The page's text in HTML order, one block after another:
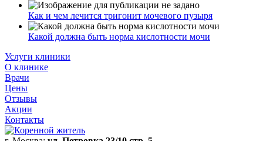
Как и чем лечится тригонит мочевого пузыря
Какой должна быть норма кислотности мочи
Услуги клиники
О клинике
Врачи
Цены
Отзывы
Акции
Контакты